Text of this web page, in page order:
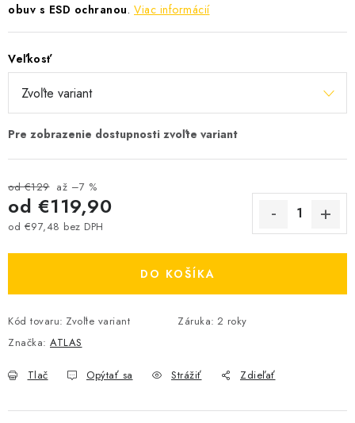
obuv s ESD ochranou. Viac informácií
Veľkosť
od €129 až –7 %
od €119,90
od €97,48 bez DPH
DO KOŠÍKA
Kód tovaru: Zvoľte variant Záruka: 2 roky
Značka: ATLAS
Tlač Opýtať sa Strážiť Zdieľať